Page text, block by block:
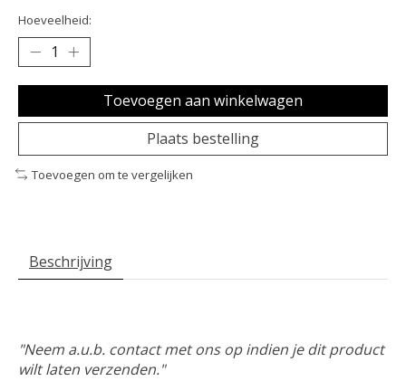
Hoeveelheid:
Toevoegen aan winkelwagen
Plaats bestelling
Toevoegen om te vergelijken
Beschrijving
"Neem a.u.b. contact met ons op indien je dit product
wilt laten verzenden."